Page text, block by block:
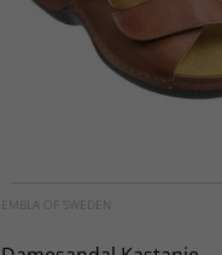
EMBLA OF SWEDEN